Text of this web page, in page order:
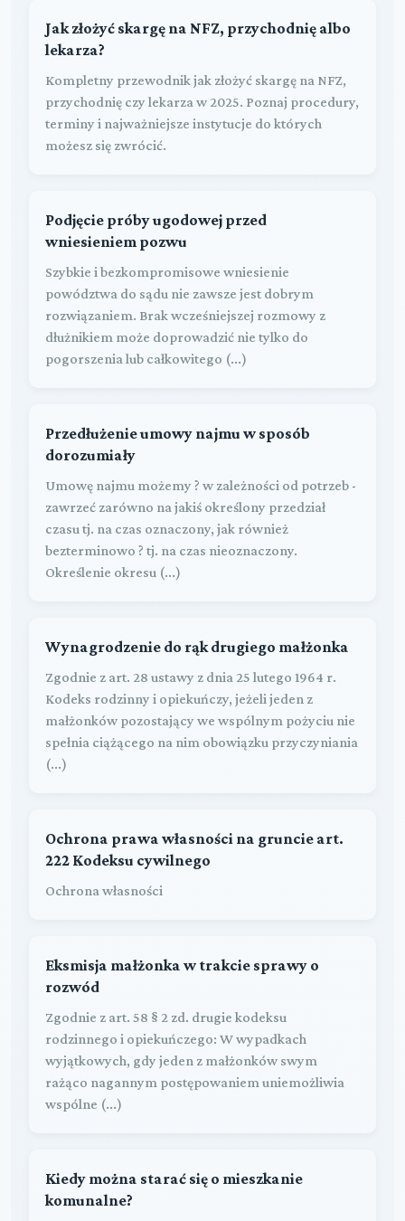
Jak złożyć skargę na NFZ, przychodnię albo
lekarza?
Kompletny przewodnik jak złożyć skargę na NFZ,
przychodnię czy lekarza w 2025. Poznaj procedury,
terminy i najważniejsze instytucje do których
możesz się zwrócić.
Podjęcie próby ugodowej przed
wniesieniem pozwu
Szybkie i bezkompromisowe wniesienie
powództwa do sądu nie zawsze jest dobrym
rozwiązaniem. Brak wcześniejszej rozmowy z
dłużnikiem może doprowadzić nie tylko do
pogorszenia lub całkowitego (...)
Przedłużenie umowy najmu w sposób
dorozumiały
Umowę najmu możemy ? w zależności od potrzeb -
zawrzeć zarówno na jakiś określony przedział
czasu tj. na czas oznaczony, jak również
bezterminowo ? tj. na czas nieoznaczony.
Określenie okresu (...)
Wynagrodzenie do rąk drugiego małżonka
Zgodnie z art. 28 ustawy z dnia 25 lutego 1964 r.
Kodeks rodzinny i opiekuńczy, jeżeli jeden z
małżonków pozostający we wspólnym pożyciu nie
spełnia ciążącego na nim obowiązku przyczyniania
(...)
Ochrona prawa własności na gruncie art.
222 Kodeksu cywilnego
Ochrona własności
Eksmisja małżonka w trakcie sprawy o
rozwód
Zgodnie z art. 58 § 2 zd. drugie kodeksu
rodzinnego i opiekuńczego: W wypadkach
wyjątkowych, gdy jeden z małżonków swym
rażąco nagannym postępowaniem uniemożliwia
wspólne (...)
Kiedy można starać się o mieszkanie
komunalne?